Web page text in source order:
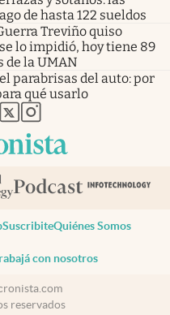
de hasta 122 sueldos
Treviño quiso
lo impidió, hoy tiene 89
de la UMAN
parabrisas del auto: por
qué usarlo
pestaña
en nueva pestaña
en nueva pestaña
abre en nueva pestaña
abre en nueva pestaña
SuscribiteQuiénes Somos
con nosotros
reservados